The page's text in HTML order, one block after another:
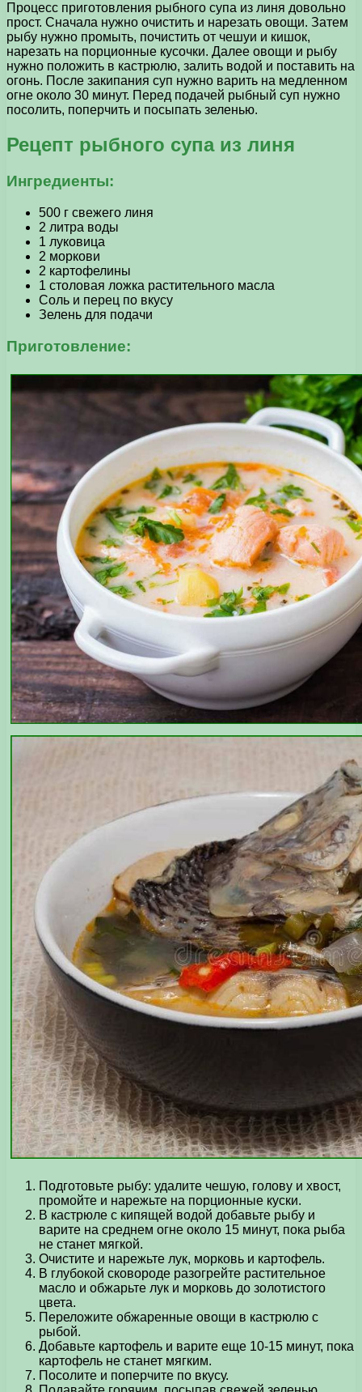
Процесс приготовления рыбного супа из линя довольно
прост. Сначала нужно очистить и нарезать овощи. Затем
рыбу нужно промыть, почистить от чешуи и кишок,
нарезать на порционные кусочки. Далее овощи и рыбу
нужно положить в кастрюлю, залить водой и поставить на
огонь. После закипания суп нужно варить на медленном
огне около 30 минут. Перед подачей рыбный суп нужно
посолить, поперчить и посыпать зеленью.
Рецепт рыбного супа из линя
Ингредиенты:
500 г свежего линя
2 литра воды
1 луковица
2 моркови
2 картофелины
1 столовая ложка растительного масла
Соль и перец по вкусу
Зелень для подачи
Приготовление:
Подготовьте рыбу: удалите чешую, голову и хвост,
промойте и нарежьте на порционные куски.
В кастрюле с кипящей водой добавьте рыбу и
варите на среднем огне около 15 минут, пока рыба
не станет мягкой.
Очистите и нарежьте лук, морковь и картофель.
В глубокой сковороде разогрейте растительное
масло и обжарьте лук и морковь до золотистого
цвета.
Переложите обжаренные овощи в кастрюлю с
рыбой.
Добавьте картофель и варите еще 10-15 минут, пока
картофель не станет мягким.
Посолите и поперчите по вкусу.